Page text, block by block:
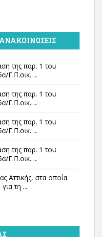
της παρ. 1 του
Γ.Π.οικ. ...
της παρ. 1 του
Γ.Π.οικ. ...
της παρ. 1 του
Γ.Π.οικ. ...
της παρ. 1 του
Γ.Π.οικ. ...
Αττικής, στα οποία
τη ...